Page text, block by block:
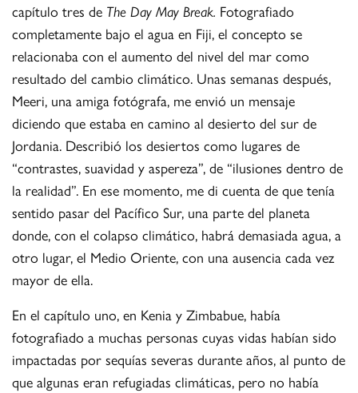
capítulo tres de The Day May Break. Fotografiado
completamente bajo el agua en Fiji, el concepto se
relacionaba con el aumento del nivel del mar como
resultado del cambio climático. Unas semanas después,
Meeri, una amiga fotógrafa, me envió un mensaje
diciendo que estaba en camino al desierto del sur de
Jordania. Describió los desiertos como lugares de
“contrastes, suavidad y aspereza”, de “ilusiones dentro de
la realidad”. En ese momento, me di cuenta de que tenía
sentido pasar del Pacífico Sur, una parte del planeta
donde, con el colapso climático, habrá demasiada agua, a
otro lugar, el Medio Oriente, con una ausencia cada vez
mayor de ella.
En el capítulo uno, en Kenia y Zimbabue, había
fotografiado a muchas personas cuyas vidas habían sido
impactadas por sequías severas durante años, al punto de
que algunas eran refugiadas climáticas, pero no había